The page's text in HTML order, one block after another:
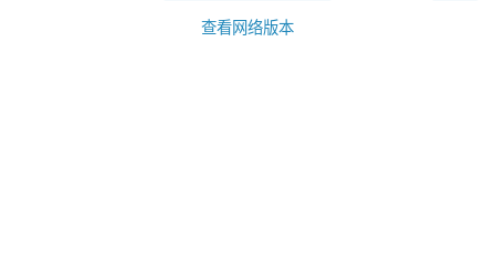
查看网络版本